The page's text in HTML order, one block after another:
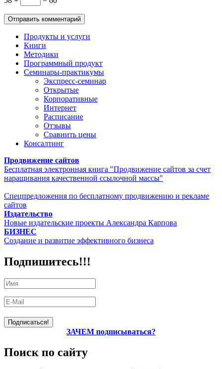
Продукты и услуги
Книги
Методики
Программный продукт
Семинары-практикумы
Экспресс-семинар
Открытые
Корпоративные
Интернет
Расписание
Отзывы
Сравнить цены
Консалтинг
Продвижение сайтов
Бесплатная электронная книга "Продвижение сайтов за счет
наращивания качественной ссылочной массы"
Спецпредложения по бесплатному продвижению и рекламе
сайтов
Издательство
Новые издательские проекты Александра Карпова
БИЗНЕС
Создание и развитие эффективного бизнеса
Подпишитесь!!!
ЗАЧЕМ подписываться?
Поиск по сайту